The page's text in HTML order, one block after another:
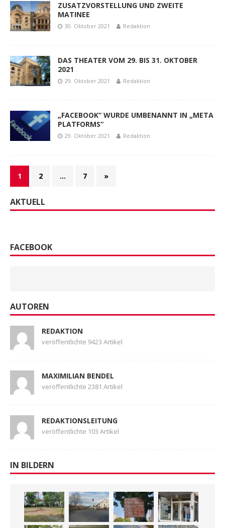
ZUSATZVORSTELLUNG UND ZWEITE
MATINEE
30. Oktober 2021 Redaktion
DAS THEATER VOM 29. BIS 31. OKTOBER
2021
29. Oktober 2021 Redaktion
„FACEBOOK“ WURDE UMBENANNT IN „META
PLATFORMS“
29. Oktober 2021 Redaktion
1 2 … 7 »
AKTUELL
FACEBOOK
AUTOREN
REDAKTION
veröffentlichte 9423 Artikel
MAXIMILIAN BENDEL
veröffentlichte 2381 Artikel
REDAKTIONSLEITUNG
veröffentlichte 103 Artikel
IN BILDERN